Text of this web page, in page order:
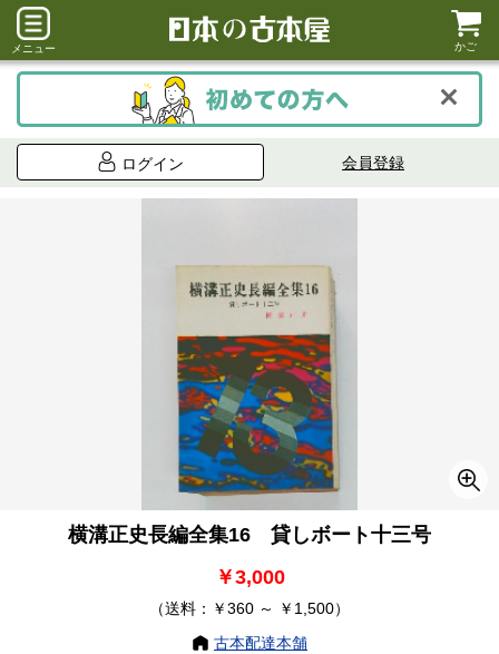
メニュー かご
ログイン 会員登録
横溝正史長編全集16 貸しボート十三号
￥3,000
（送料：￥360 ～ ￥1,500）
古本配達本舗